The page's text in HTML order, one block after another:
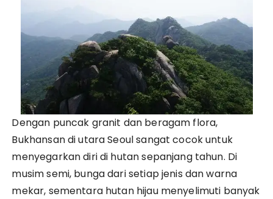
Dengan puncak granit dan beragam flora,
Bukhansan di utara Seoul sangat cocok untuk
menyegarkan diri di hutan sepanjang tahun. Di
musim semi, bunga dari setiap jenis dan warna
mekar, sementara hutan hijau menyelimuti banyak